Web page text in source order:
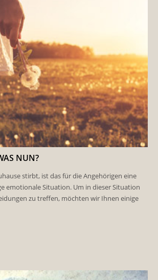
NUN?
stirbt, ist das für die Angehörigen eine
emotionale Situation. Um in dieser Situation
zu treffen, möchten wir Ihnen einige